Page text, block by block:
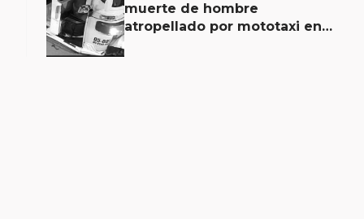
muerte de hombre
atropellado por mototaxi en